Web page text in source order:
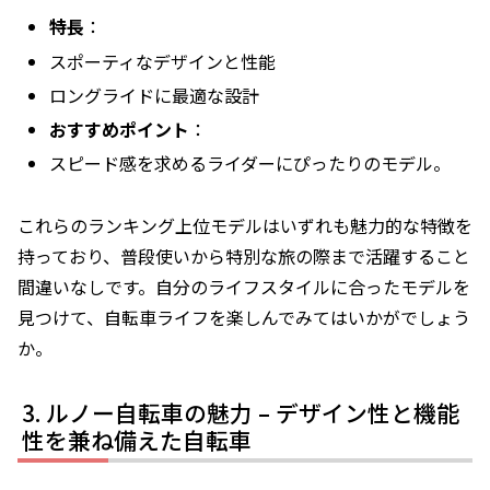
特長 ：
スポーティなデザインと性能
ロングライドに最適な設計
おすすめポイント ：
スピード感を求めるライダーにぴったりのモデル。
これらのランキング上位モデルはいずれも魅力的な特徴を
持っており、普段使いから特別な旅の際まで活躍すること
間違いなしです。自分のライフスタイルに合ったモデルを
見つけて、自転車ライフを楽しんでみてはいかがでしょう
か。
ルノー自転車の魅力 – デザイン性と機能
性を兼ね備えた自転車